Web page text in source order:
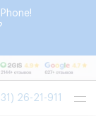
26-21-911